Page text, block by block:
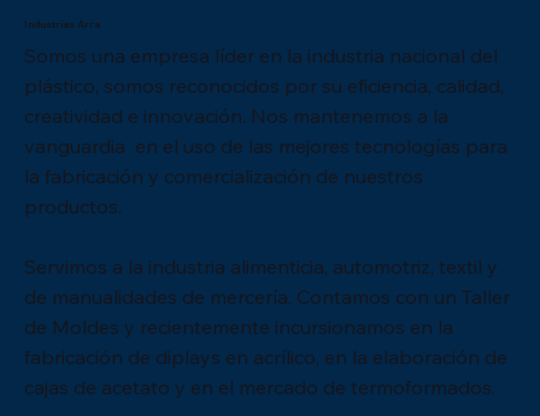
(3250)CHAROLA REDONDA/MAYOREO 120
PZS
Precio
$2,126.98
(3250)CHAROLA REDONDA/BOLSA 6 PZS
Precio
(2906) SALERO CAMPANA CHICO/MAYOREO
600 PZS
Precio
$2,227.20
(2906) SALERO CAMPANA CHICO/BOLSA 12
PZS
Precio
$62.64
(2912) SALERO CAMPANA
GRANDE/MAYOREO 300 PZS
Precio
$1,785.24
(2912) SALERO CAMPANA GRANDE/BOLSA 12
PZS
Precio
$100.22
(2812) SALERO BOTE TAPA
ABIERTA/MAYOREO 1000 PZS
Precio
$5,046.00
(2812) SALERO BOTE TAPA ABIERTA/BOLSA
50 PZS
Precio
$353.80
(2843) BOMBONERA/ MAYOREO 650 PZS
Precio
(2843) BOMBONERA/ 1 PZS
Precio
(2790) PANERA/MAYOREO 280 PZS
Precio
(3038) PANERA TULIPAN/MAYOREO 160 PZS
Agotado
(3038) PANERA TULIPAN/1 PZS
Agotado
(2956) PANERA ONDAS/MAYOREO 400 PZS
Agotado
(2956) PANERA ONDAS/ 1 PZS
Agotado
Industrias Arra
Somos una empresa líder en la industria nacional del
plástico, somos reconocidos por su eficiencia, calidad,
creatividad e innovación. Nos mantenemos a la
vanguardia en el uso de las mejores tecnologías para
la fabricación y comercialización de nuestros
productos.
Servimos a la industria alimenticia, automotriz, textil y
de manualidades de mercería. Contamos con un Taller
de Moldes y recientemente incursionamos en la
fabricación de diplays en acrílico, en la elaboración de
cajas de acetato y en el mercado de termoformados.